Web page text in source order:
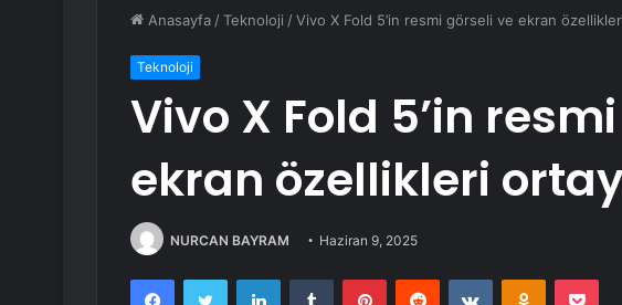
Anasayfa /Teknoloji /Vivo X Fold 5’in resmi görseli ve ekran
Teknoloji
Vivo X Fold 5’in
ekran özellikleri
NURCAN BAYRAM Haziran 9, 2025
FacebookTwitter LinkedInTumblr PinterestReddit VKontakte